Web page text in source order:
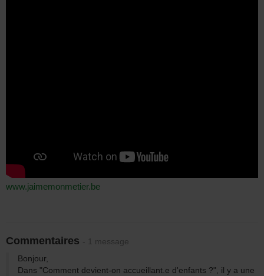
www.jaimemonmetier.be
Commentaires - 1 message
Bonjour,
Dans "Comment devient-on accueillant.e d'enfants ?", il y a une